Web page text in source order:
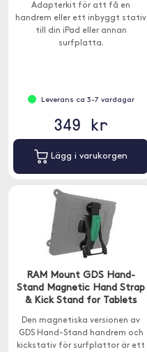
Adapterkit för att få en
handrem eller ett inbyggt stativ
till din iPad eller annan
surfplatta.
Leverans ca 3-7 vardagar
349 kr
Lägg i varukorgen
RAM Mount GDS Hand-
Stand Magnetic Hand Strap
& Kick Stand for Tablets
Den magnetiska versionen av
GDS Hand-Stand handrem och
kickstativ för surfplattor är ett